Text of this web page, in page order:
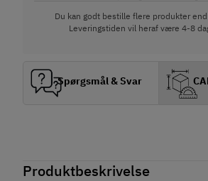
Produktbeskrivelse
Du kan godt bestille flere produkter end
Leveringstiden vil heraf være 4-8
Spørgsmål & Svar